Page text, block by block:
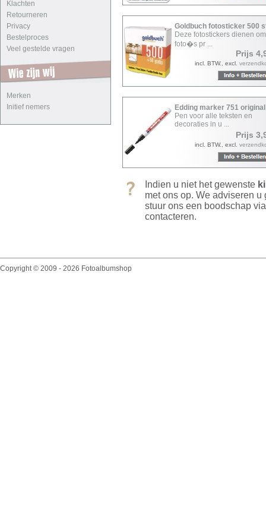
Klachten
Retourneren
Privacy
Bestelproces
Veel gestelde vragen
Merken
Initief nemers
Goldbuch fotosticker 500
Deze fotostickers dienen
foto�s pr ...
Prijs
incl. BTW., excl.
Edding marker 751 original
Pen voor alle teksten en
decoraties in u ...
Prijs
incl. BTW., excl.
Indien u niet het gewenste
met ons op. We adviseren
stuur ons een boodschap
contacteren.
Copyright © 2009 - 2026 Fotoalbumshop